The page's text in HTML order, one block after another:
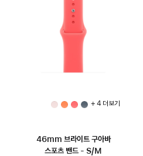
+ 4 더 보기
46mm 브라이트 구아바
스포츠 밴드 - S/M